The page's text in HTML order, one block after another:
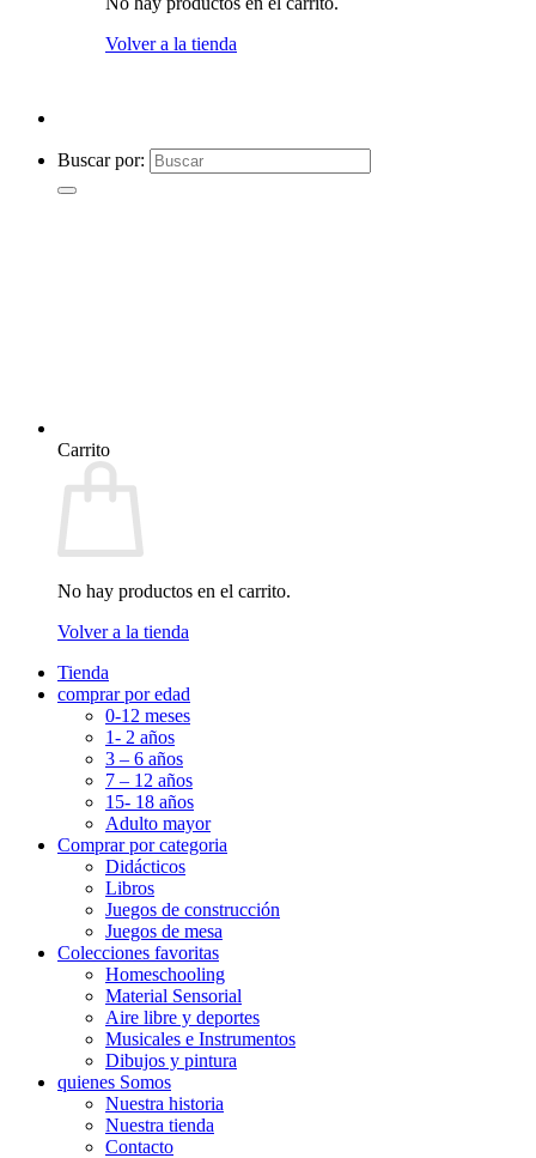
Volver a la tienda
Buscar por:
Carrito
No hay productos en el carrito.
Volver a la tienda
Tienda
comprar por edad
0-12 meses
1- 2 años
3 – 6 años
7 – 12 años
15- 18 años
Adulto mayor
Comprar por categoria
Didácticos
Libros
Juegos de construcción
Juegos de mesa
Colecciones favoritas
Homeschooling
Material Sensorial
Aire libre y deportes
Musicales e Instrumentos
Dibujos y pintura
quienes Somos
Nuestra historia
Nuestra tienda
Contacto